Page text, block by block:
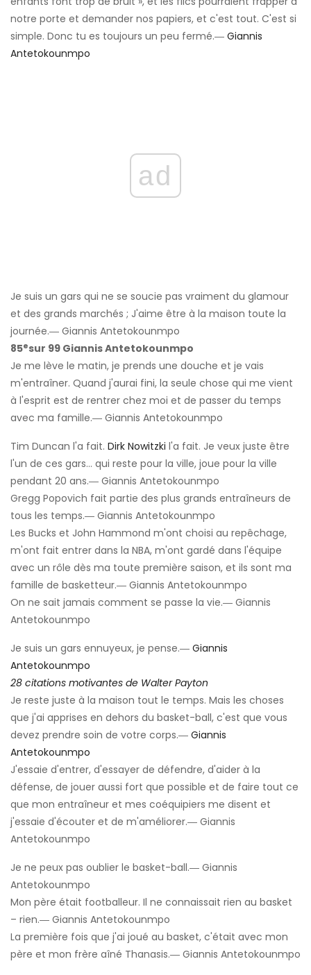
notre porte et demander nos papiers, et c'est tout. C'est si
simple. Donc tu es toujours un peu fermé.― Giannis
Antetokounmpo
ad
Je suis un gars qui ne se soucie pas vraiment du glamour
et des grands marchés ; J'aime être à la maison toute la
journée.― Giannis Antetokounmpo
85esur 99 Giannis Antetokounmpo
Je me lève le matin, je prends une douche et je vais
m'entraîner. Quand j'aurai fini, la seule chose qui me vient
à l'esprit est de rentrer chez moi et de passer du temps
avec ma famille.― Giannis Antetokounmpo
Tim Duncan l'a fait. Dirk Nowitzki l'a fait. Je veux juste être
l'un de ces gars… qui reste pour la ville, joue pour la ville
pendant 20 ans.― Giannis Antetokounmpo
Gregg Popovich fait partie des plus grands entraîneurs de
tous les temps.― Giannis Antetokounmpo
Les Bucks et John Hammond m'ont choisi au repêchage,
m'ont fait entrer dans la NBA, m'ont gardé dans l'équipe
avec un rôle dès ma toute première saison, et ils sont ma
famille de basketteur.― Giannis Antetokounmpo
On ne sait jamais comment se passe la vie.― Giannis
Antetokounmpo
Je suis un gars ennuyeux, je pense.― Giannis
Antetokounmpo
28 citations motivantes de Walter Payton
Je reste juste à la maison tout le temps. Mais les choses
que j'ai apprises en dehors du basket-ball, c'est que vous
devez prendre soin de votre corps.― Giannis
Antetokounmpo
J'essaie d'entrer, d'essayer de défendre, d'aider à la
défense, de jouer aussi fort que possible et de faire tout ce
que mon entraîneur et mes coéquipiers me disent et
j'essaie d'écouter et de m'améliorer.― Giannis
Antetokounmpo
Je ne peux pas oublier le basket-ball.― Giannis
Antetokounmpo
Mon père était footballeur. Il ne connaissait rien au basket
– rien.― Giannis Antetokounmpo
La première fois que j'ai joué au basket, c'était avec mon
père et mon frère aîné Thanasis.― Giannis Antetokounmpo